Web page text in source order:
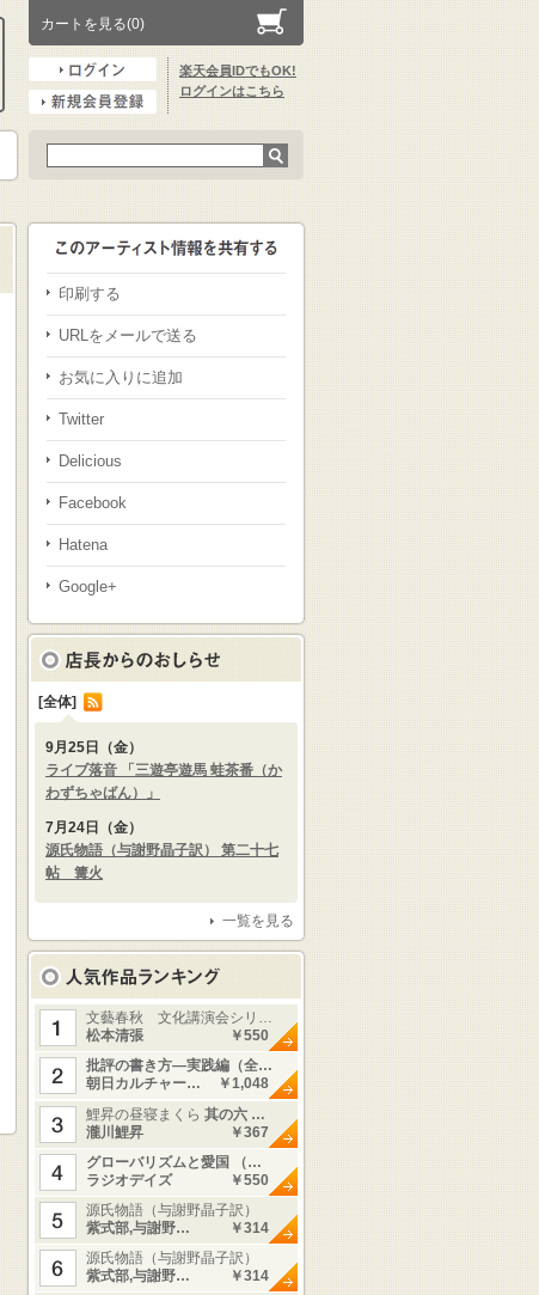
カートを見る(0)
楽天会員IDでもOK!
ログインはこちら
印刷する
URLをメールで送る
お気に入りに追加
Twitter
Delicious
Facebook
Hatena
Google+
[全体]
9月25日（金）
ライブ落音 「三遊亭遊馬 蛙茶番（か
わずちゃばん）」
7月24日（金）
源氏物語（与謝野晶子訳） 第二十七
帖 篝火
一覧を見る
文藝春秋 文化講演会シリ…
松本清張
￥550
批評の書き方—実践編（全…
朝日カルチャー…
￥1,048
鯉昇の昼寝まくら 其の六 …
瀧川鯉昇
￥367
グローバリズムと愛国 （…
ラジオデイズ
￥550
源氏物語（与謝野晶子訳）
紫式部,与謝野…
￥314
源氏物語（与謝野晶子訳）
紫式部,与謝野…
￥314